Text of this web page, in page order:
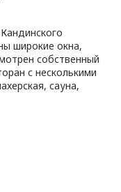
широкие окна,
собственный
с несколькими
сауна,